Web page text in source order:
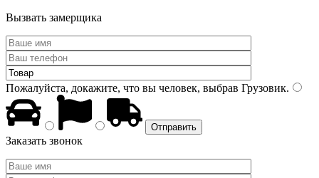
Вызвать замерщика
Пожалуйста, докажите, что вы человек, выбрав Грузовик.
Заказать звонок